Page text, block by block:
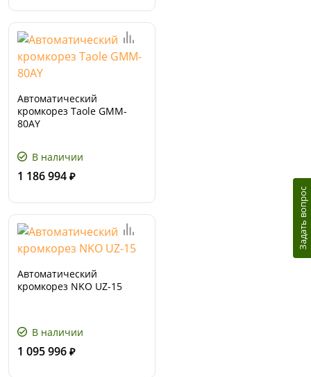
Автоматический
кромкорез Taole GMM-
80AY
В наличии
1 186 994 ₽
Автоматический
кромкорез NKO UZ-15
В наличии
1 095 996 ₽
Задать вопрос